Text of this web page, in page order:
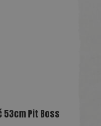
Pit Boss